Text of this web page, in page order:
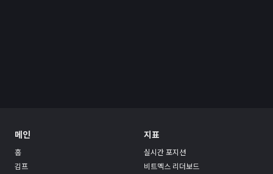
메인
홈
김프
지표
실시간 포지션
비트멕스 리더보드